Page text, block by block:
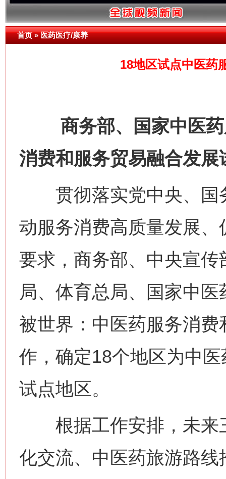
首页»医药医疗/康养
18地区试点中医药
商务部、国家中医药
消费和服务贸易融合发展
贯彻落实党中央、国
动服务消费高质量发展
要求，商务部、中央宣
局、体育总局、国家中
被世界：中医药服务消费
作，确定18个地区为中
试点地区。
根据工作安排，未来
化交流、中医药旅游路